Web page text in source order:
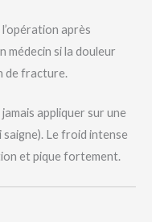
après
médecin si la douleur
de fracture.
jamais appliquer sur une
Le froid intense
et pique fortement.